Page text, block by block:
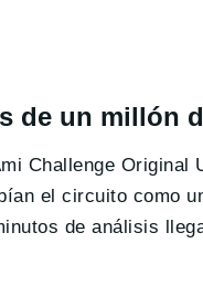
de un millón
Challenge
el circuito como
de análisis